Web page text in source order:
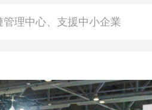
理中心、支援中小企業
實？